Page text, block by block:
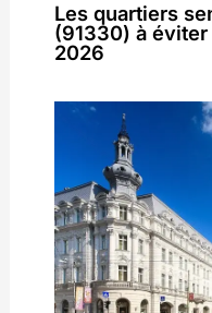
Les quartiers
(91330) à
2026